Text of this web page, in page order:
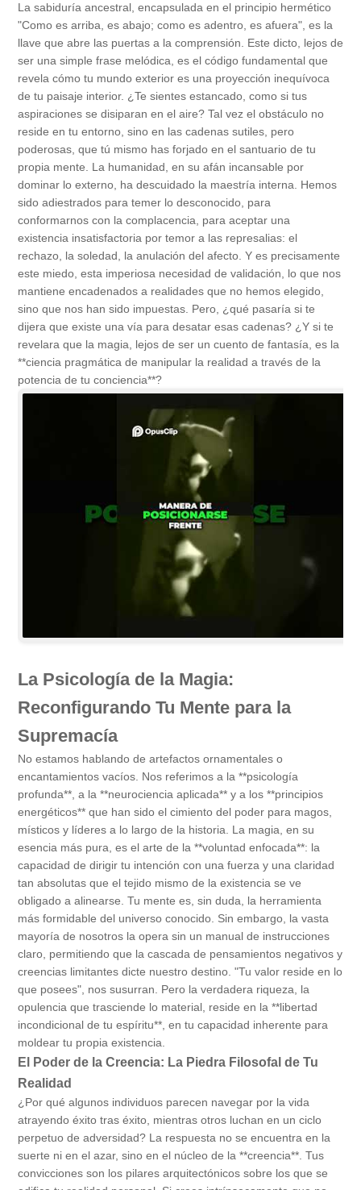
La sabiduría ancestral, encapsulada en el principio hermético
"Como es arriba, es abajo; como es adentro, es afuera", es la
llave que abre las puertas a la comprensión. Este dicto, lejos de
ser una simple frase melódica, es el código fundamental que
revela cómo tu mundo exterior es una proyección inequívoca
de tu paisaje interior. ¿Te sientes estancado, como si tus
aspiraciones se disiparan en el aire? Tal vez el obstáculo no
reside en tu entorno, sino en las cadenas sutiles, pero
poderosas, que tú mismo has forjado en el santuario de tu
propia mente. La humanidad, en su afán incansable por
dominar lo externo, ha descuidado la maestría interna. Hemos
sido adiestrados para temer lo desconocido, para
conformarnos con la complacencia, para aceptar una
existencia insatisfactoria por temor a las represalias: el
rechazo, la soledad, la anulación del afecto. Y es precisamente
este miedo, esta imperiosa necesidad de validación, lo que nos
mantiene encadenados a realidades que no hemos elegido,
sino que nos han sido impuestas. Pero, ¿qué pasaría si te
dijera que existe una vía para desatar esas cadenas? ¿Y si te
revelara que la magia, lejos de ser un cuento de fantasía, es la
**ciencia pragmática de manipular la realidad a través de la
potencia de tu conciencia**?
La Psicología de la Magia:
Reconfigurando Tu Mente para la
Supremacía
No estamos hablando de artefactos ornamentales o
encantamientos vacíos. Nos referimos a la **psicología
profunda**, a la **neurociencia aplicada** y a los **principios
energéticos** que han sido el cimiento del poder para magos,
místicos y líderes a lo largo de la historia. La magia, en su
esencia más pura, es el arte de la **voluntad enfocada**: la
capacidad de dirigir tu intención con una fuerza y una claridad
tan absolutas que el tejido mismo de la existencia se ve
obligado a alinearse. Tu mente es, sin duda, la herramienta
más formidable del universo conocido. Sin embargo, la vasta
mayoría de nosotros la opera sin un manual de instrucciones
claro, permitiendo que la cascada de pensamientos negativos y
creencias limitantes dicte nuestro destino. "Tu valor reside en lo
que posees", nos susurran. Pero la verdadera riqueza, la
opulencia que trasciende lo material, reside en la **libertad
incondicional de tu espíritu**, en tu capacidad inherente para
moldear tu propia existencia.
El Poder de la Creencia: La Piedra Filosofal de Tu
Realidad
¿Por qué algunos individuos parecen navegar por la vida
atrayendo éxito tras éxito, mientras otros luchan en un ciclo
perpetuo de adversidad? La respuesta no se encuentra en la
suerte ni en el azar, sino en el núcleo de la **creencia**. Tus
convicciones son los pilares arquitectónicos sobre los que se